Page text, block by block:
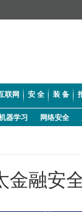
联网 安 全 装 备
器学习 网络安全
金融安